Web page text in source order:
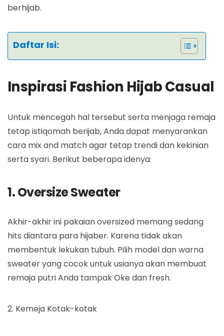
berhijab.
Daftar Isi:
Inspirasi Fashion Hijab Casual
Untuk mencegah hal tersebut serta menjaga remaja
tetap istiqomah berijab, Anda dapat menyarankan
cara mix and match agar tetap trendi dan kekinian
serta syari. Berikut beberapa idenya:
1. Oversize Sweater
Akhir-akhir ini pakaian oversized memang sedang
hits diantara para hijaber. Karena tidak akan
membentuk lekukan tubuh. Pilih model dan warna
sweater yang cocok untuk usianya akan membuat
remaja putri Anda tampak Oke dan fresh.
2. Kemeja Kotak-kotak